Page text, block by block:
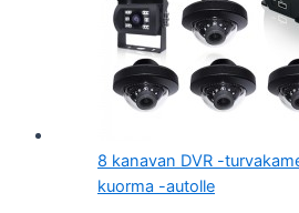
8 kanavan DVR -
kuorma -autolle